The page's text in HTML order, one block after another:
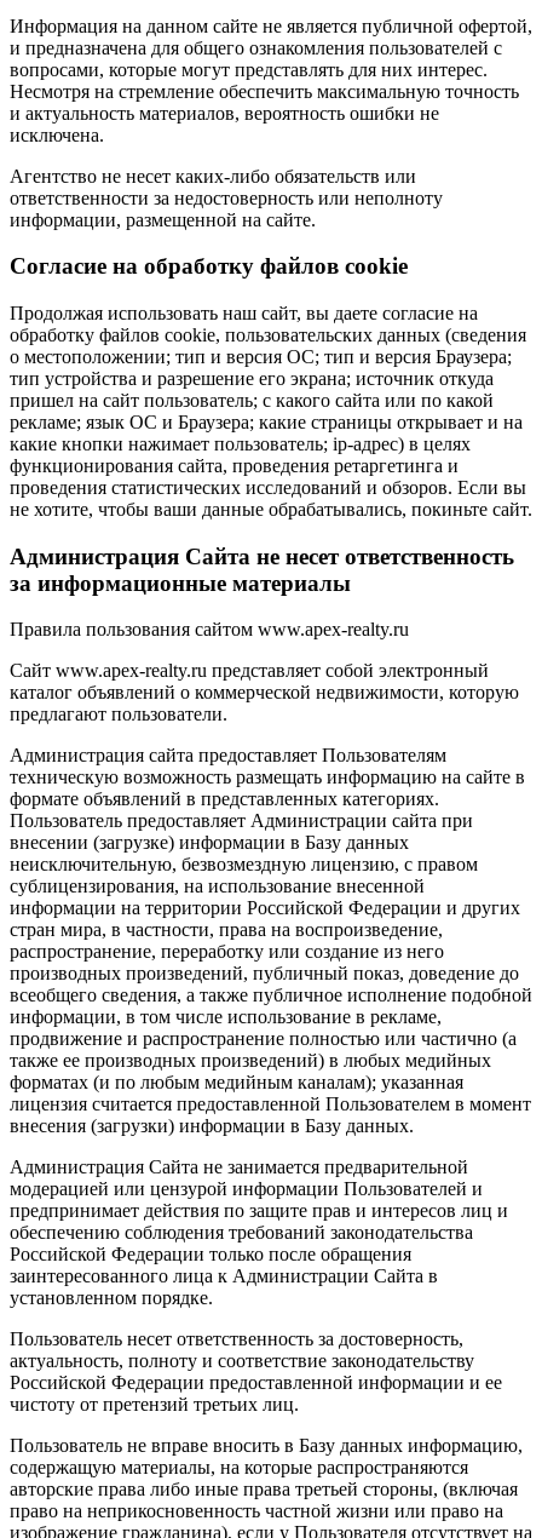
Информация на данном сайте не является публичной офертой,
и предназначена для общего ознакомления пользователей с
вопросами, которые могут представлять для них интерес.
Несмотря на стремление обеспечить максимальную точность
и актуальность материалов, вероятность ошибки не
исключена.
Агентство не несет каких-либо обязательств или
ответственности за недостоверность или неполноту
информации, размещенной на сайте.
Cогласие на обработку файлов cookie
Продолжая использовать наш сайт, вы даете согласие на
обработку файлов cookie, пользовательских данных (сведения
о местоположении; тип и версия ОС; тип и версия Браузера;
тип устройства и разрешение его экрана; источник откуда
пришел на сайт пользователь; с какого сайта или по какой
рекламе; язык ОС и Браузера; какие страницы открывает и на
какие кнопки нажимает пользователь; ip-адрес) в целях
функционирования сайта, проведения ретаргетинга и
проведения статистических исследований и обзоров. Если вы
не хотите, чтобы ваши данные обрабатывались, покиньте сайт.
Администрация Сайта не несет ответственность
за информационные материалы
Правила пользования сайтом www.apex-realty.ru
Сайт www.apex-realty.ru представляет собой электронный
каталог объявлений о коммерческой недвижимости, которую
предлагают пользователи.
Администрация сайта предоставляет Пользователям
техническую возможность размещать информацию на сайте в
формате объявлений в представленных категориях.
Пользователь предоставляет Администрации сайта при
внесении (загрузке) информации в Базу данных
неисключительную, безвозмездную лицензию, с правом
сублицензирования, на использование внесенной
информации на территории Российской Федерации и других
стран мира, в частности, права на воспроизведение,
распространение, переработку или создание из него
производных произведений, публичный показ, доведение до
всеобщего сведения, а также публичное исполнение подобной
информации, в том числе использование в рекламе,
продвижение и распространение полностью или частично (а
также ее производных произведений) в любых медийных
форматах (и по любым медийным каналам); указанная
лицензия считается предоставленной Пользователем в момент
внесения (загрузки) информации в Базу данных.
Администрация Сайта не занимается предварительной
модерацией или цензурой информации Пользователей и
предпринимает действия по защите прав и интересов лиц и
обеспечению соблюдения требований законодательства
Российской Федерации только после обращения
заинтересованного лица к Администрации Сайта в
установленном порядке.
Пользователь несет ответственность за достоверность,
актуальность, полноту и соответствие законодательству
Российской Федерации предоставленной информации и ее
чистоту от претензий третьих лиц.
Пользователь не вправе вносить в Базу данных информацию,
содержащую материалы, на которые распространяются
авторские права либо иные права третьей стороны, (включая
право на неприкосновенность частной жизни или право на
изображение гражданина), если у Пользователя отсутствует на